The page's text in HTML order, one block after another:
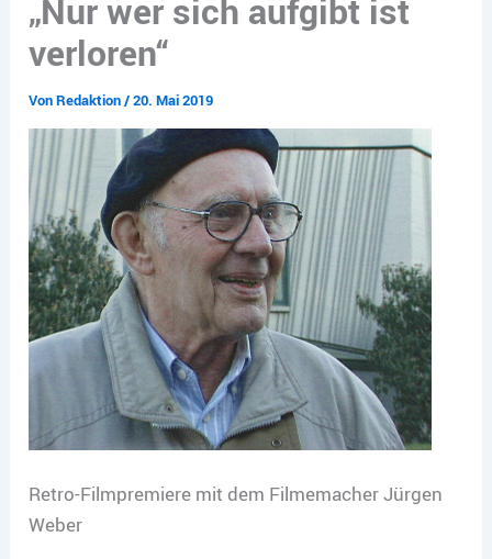
„Nur wer sich aufgibt ist
verloren“
VonRedaktion/20. Mai 2019
Retro-Filmpremiere mit dem Filmemacher Jürgen
Weber